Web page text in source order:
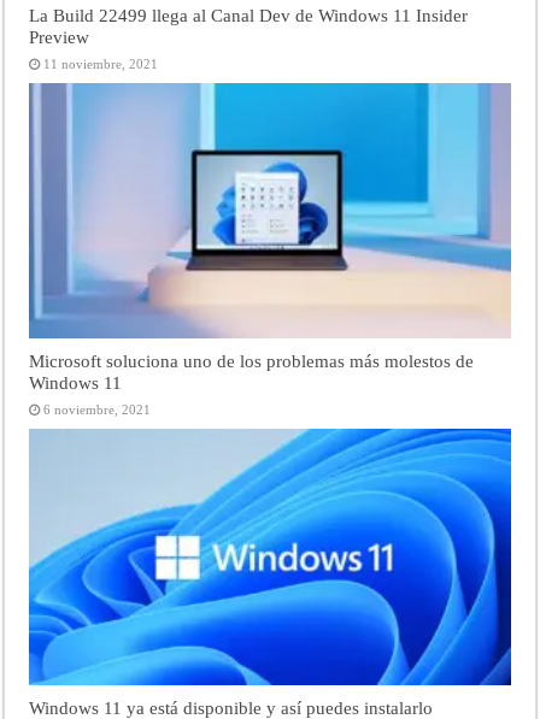
La Build 22499 llega al Canal Dev de Windows 11 Insider
Preview
11 noviembre, 2021
Microsoft soluciona uno de los problemas más molestos de
Windows 11
6 noviembre, 2021
Windows 11 ya está disponible y así puedes instalarlo